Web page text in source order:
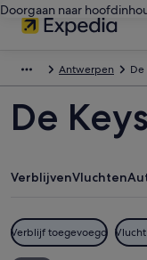
Doorgaan naar
Antwerpen De
De
VerblijvenVluchten
Verblijf toegevoegd